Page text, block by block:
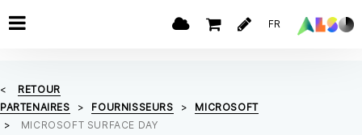
FR
RETOUR
PARTENAIRES
FOURNISSEURS
MICROSOFT
MICROSOFT SURFACE DAY